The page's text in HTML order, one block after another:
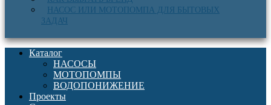
НАСОС ИЛИ МОТОПОМПА ДЛЯ БЫТОВЫХ
ЗАДАЧ
Каталог
НАСОСЫ
МОТОПОМПЫ
ВОДОПОНИЖЕНИЕ
Проекты